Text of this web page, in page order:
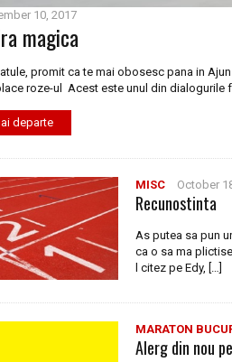
10, 2017
magica
promit ca te mai obosesc pana in
roze-ul Acest este unul din dialogurile
departe
MISC October
Recunostinta
As putea sa pun
ca o sa ma
l citez pe Edy, […]
MARATON
Alerg din nou